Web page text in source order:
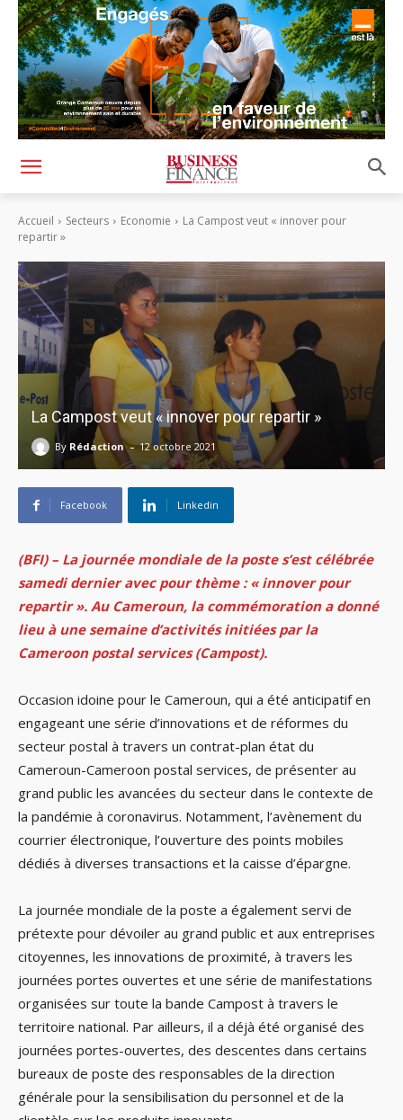
Accueil Secteurs Economie
La Campost veut « innover pour
repartir »
La Campost veut « innover pour repartir »
By Rédaction - 12 octobre 2021
Facebook Linkedin
(BFI) – La journée mondiale de la poste s’est célébrée
samedi dernier avec pour thème : « innover pour
repartir ». Au Cameroun, la commémoration a donné
lieu à une semaine d’activités initiées par la
Cameroon postal services (Campost).
Occasion idoine pour le Cameroun, qui a été anticipatif en
engageant une série d’innovations et de réformes du
secteur postal à travers un contrat-plan état du
Cameroun-Cameroon postal services, de présenter au
grand public les avancées du secteur dans le contexte de
la pandémie à coronavirus. Notamment, l’avènement du
courrier électronique, l’ouverture des points mobiles
dédiés à diverses transactions et la caisse d’épargne.
La journée mondiale de la poste a également servi de
prétexte pour dévoiler au grand public et aux entreprises
citoyennes, les innovations de proximité, à travers les
journées portes ouvertes et une série de manifestations
organisées sur toute la bande Campost à travers le
territoire national. Par ailleurs, il a déjà été organisé des
journées portes-ouvertes, des descentes dans certains
bureaux de poste des responsables de la direction
générale pour la sensibilisation du personnel et de la